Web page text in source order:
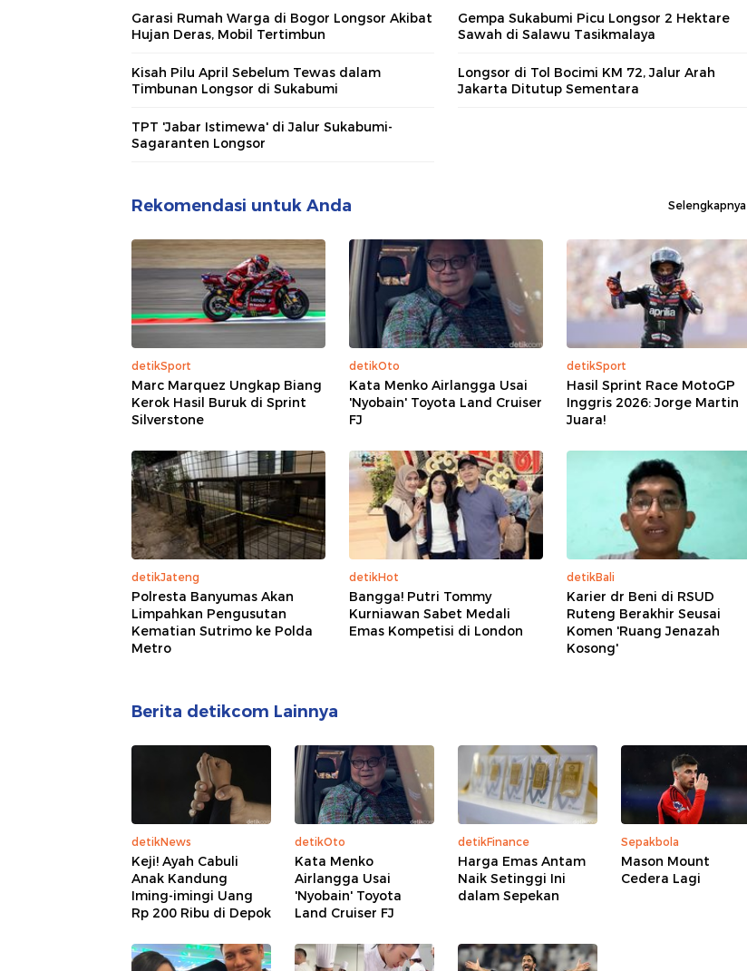
Garasi Rumah Warga di Bogor Longsor Akibat
Hujan Deras, Mobil Tertimbun
Gempa Sukabumi Picu Longsor 2 Hektare
Sawah di Salawu Tasikmalaya
Kisah Pilu April Sebelum Tewas dalam
Timbunan Longsor di Sukabumi
Longsor di Tol Bocimi KM 72, Jalur Arah
Jakarta Ditutup Sementara
TPT 'Jabar Istimewa' di Jalur Sukabumi-
Sagaranten Longsor
Rekomendasi untuk Anda Selengkapnya
detikSport
Marc Marquez Ungkap Biang
Kerok Hasil Buruk di Sprint
Silverstone
detikOto
Kata Menko Airlangga Usai
'Nyobain' Toyota Land Cruiser
FJ
detikSport
Hasil Sprint Race MotoGP
Inggris 2026: Jorge Martin
Juara!
detikJateng
Polresta Banyumas Akan
Limpahkan Pengusutan
Kematian Sutrimo ke Polda
Metro
detikHot
Bangga! Putri Tommy
Kurniawan Sabet Medali
Emas Kompetisi di London
detikBali
Karier dr Beni di RSUD
Ruteng Berakhir Seusai
Komen 'Ruang Jenazah
Kosong'
Berita detikcom Lainnya
detikNews
Keji! Ayah Cabuli
Anak Kandung
Iming-imingi Uang
Rp 200 Ribu di Depok
detikOto
Kata Menko
Airlangga Usai
'Nyobain' Toyota
Land Cruiser FJ
detikFinance
Harga Emas Antam
Naik Setinggi Ini
dalam Sepekan
Sepakbola
Mason Mount
Cedera Lagi